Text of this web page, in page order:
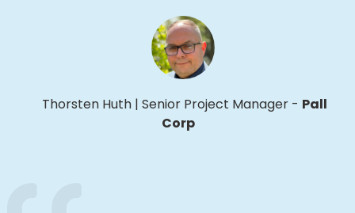
Thorsten Huth | Senior Project Manager - Pall
Corp